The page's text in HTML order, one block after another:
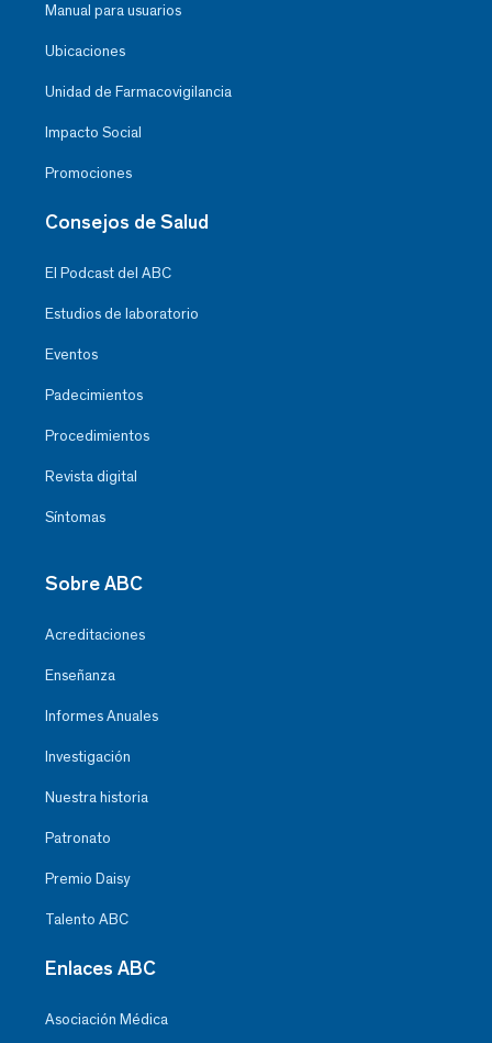
Manual para usuarios
Ubicaciones
Unidad de Farmacovigilancia
Impacto Social
Promociones
Consejos de Salud
El Podcast del ABC
Estudios de laboratorio
Eventos
Padecimientos
Procedimientos
Revista digital
Síntomas
Sobre ABC
Acreditaciones
Enseñanza
Informes Anuales
Investigación
Nuestra historia
Patronato
Premio Daisy
Talento ABC
Enlaces ABC
Asociación Médica